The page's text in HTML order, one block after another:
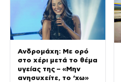
Ανδρομάχη: Με ορό
στο χέρι μετά το θέμα
υγείας της – «Μην
ανησυχείτε, το ‘χω»